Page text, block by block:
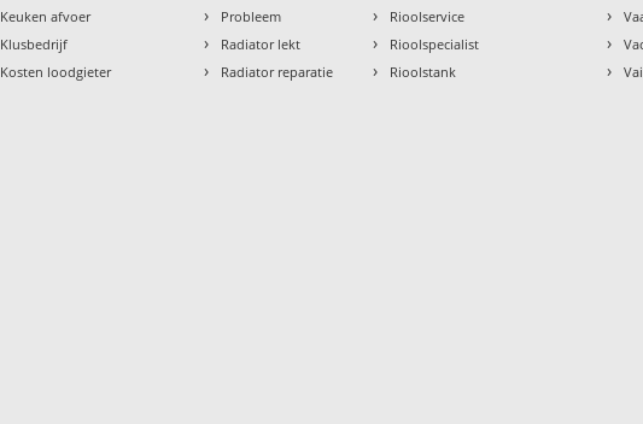
Keuken afvoer
Klusbedrijf
Kosten loodgieter
› Probleem
› Radiator lekt
› Radiator reparatie
› Rioolservice
› Rioolspecialist
› Rioolstank
›
›
›